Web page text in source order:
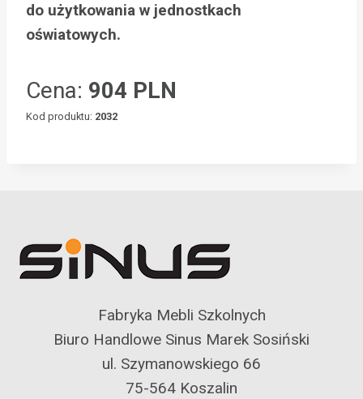
do użytkowania w jednostkach
oświatowych.
Cena: 904 PLN
Kod produktu: 2032
Fabryka Mebli Szkolnych
Biuro Handlowe Sinus Marek Sosiński
ul. Szymanowskiego 66
75-564 Koszalin